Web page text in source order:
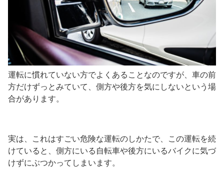
運転に慣れていない方でよくあることなのですが、車の前
方だけずっとみていて、側方や後方を気にしないという場
合があります。
実は、これはすごい危険な運転のしかたで、この運転を続
けていると、側方にいる自転車や後方にいるバイクに気づ
けずにぶつかってしまいます。